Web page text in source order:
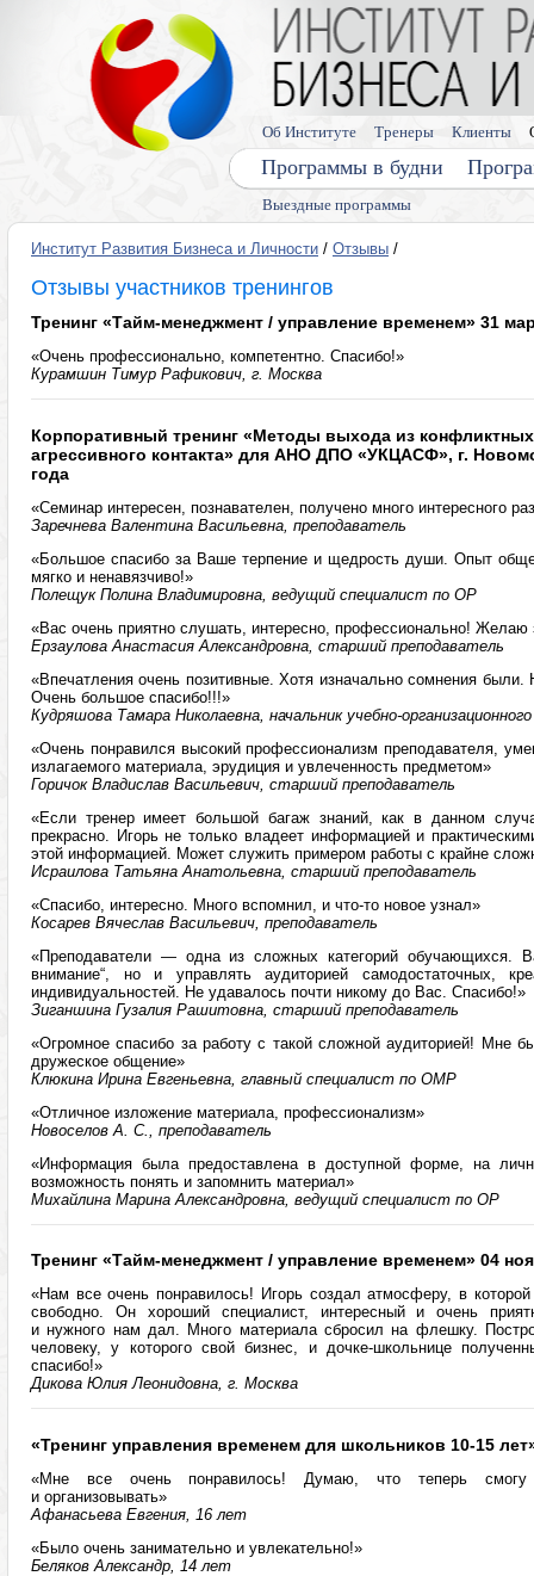
Выездные программы
Программы в будни
Об Институте Тренеры Клиенты
Институт Развития Бизнеса и Личности / Отзывы /
Отзывы участников тренингов
Тренинг «Тайм-менеджмент / управление временем» 31
«Очень профессионально, компетентно. Спасибо!»
Курамшин Тимур Рафикович, г. Москва
Корпоративный тренинг «Методы выхода из
агрессивного контакта» для АНО ДПО «УКЦАСФ», г.
года
«Семинар интересен, познавателен, получено много интересного
Заречнева Валентина Васильевна, преподаватель
«Большое спасибо за Ваше терпение и щедрость души. Опыт
мягко и ненавязчиво!»
Полещук Полина Владимировна, ведущий специалист по ОР
«Вас очень приятно слушать, интересно, профессионально! Желаю
Ерзаулова Анастасия Александровна, старший преподаватель
«Впечатления очень позитивные. Хотя изначально сомнения
Очень большое спасибо!!!»
Кудряшова Тамара Николаевна, начальник учебно-
«Очень понравился высокий профессионализм преподавателя,
излагаемого материала, эрудиция и увлеченность предметом»
Горичок Владислав Васильевич, старший преподаватель
«Если тренер имеет большой багаж знаний, как в данном
прекрасно. Игорь не только владеет информацией и
этой информацией. Может служить примером работы с крайне
Исраилова Татьяна Анатольевна, старший преподаватель
«Спасибо, интересно. Много вспомнил, и что-то новое узнал»
Косарев Вячеслав Васильевич, преподаватель
«Преподаватели — одна из сложных категорий обучающихся.
внимание“, но и управлять аудиторией самодостаточных,
индивидуальностей. Не удавалось почти никому до Вас. Спасибо!»
Зиганшина Гузалия Рашитовна, старший преподаватель
«Огромное спасибо за работу с такой сложной аудиторией! Мне
дружеское общение»
Клюкина Ирина Евгеньевна, главный специалист по ОМР
«Отличное изложение материала, профессионализм»
Новоселов А. С., преподаватель
«Информация была предоставлена в доступной форме, на
возможность понять и запомнить материал»
Михайлина Марина Александровна, ведущий специалист по ОР
Тренинг «Тайм-менеджмент / управление временем» 04
«Нам все очень понравилось! Игорь создал атмосферу, в
свободно. Он хороший специалист, интересный и очень
и нужного нам дал. Много материала сбросил на флешку.
человеку, у которого свой бизнес, и дочке-школьнице
спасибо!»
Дикова Юлия Леонидовна, г. Москва
«Тренинг управления временем для школьников 10-15
«Мне все очень понравилось! Думаю, что теперь смогу
и организовывать»
Афанасьева Евгения, 16 лет
«Было очень занимательно и увлекательно!»
Беляков Александр, 14 лет